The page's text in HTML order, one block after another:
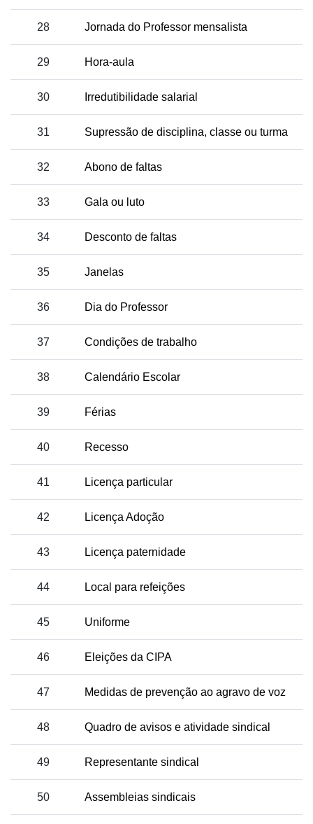
28 Jornada do Professor mensalista
29 Hora-aula
30 Irredutibilidade salarial
31 Supressão de disciplina, classe ou turma
32 Abono de faltas
33 Gala ou luto
34 Desconto de faltas
35 Janelas
36 Dia do Professor
37 Condições de trabalho
38 Calendário Escolar
39 Férias
40 Recesso
41 Licença particular
42 Licença Adoção
43 Licença paternidade
44 Local para refeições
45 Uniforme
46 Eleições da CIPA
47 Medidas de prevenção ao agravo de voz
48 Quadro de avisos e atividade sindical
49 Representante sindical
50 Assembleias sindicais